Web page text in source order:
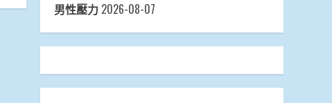
男性壓力 2026-08-07